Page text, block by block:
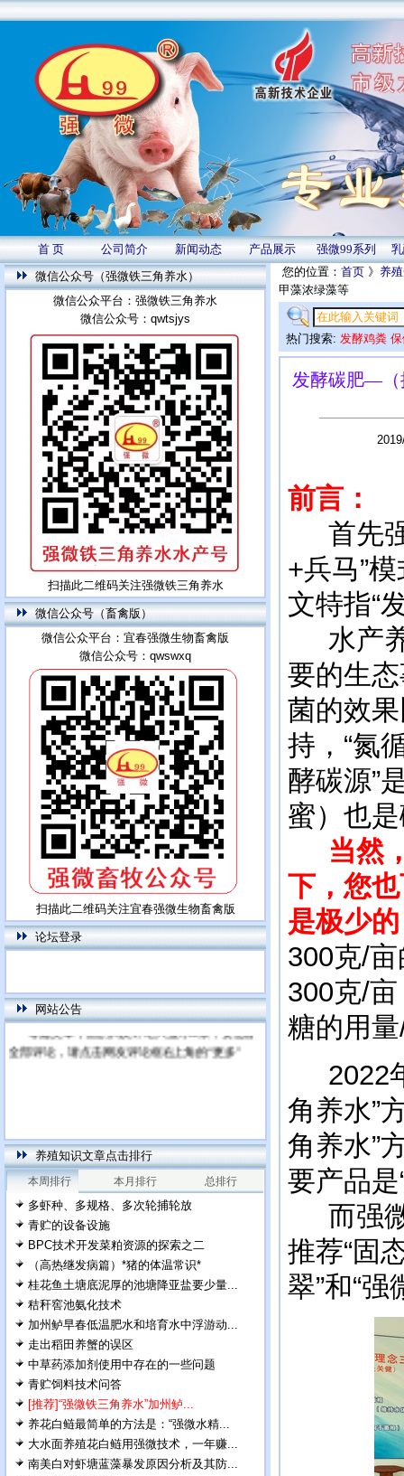
首 页 公司简介 新闻动态 产品展示 强微99系列
微信公众号（强微铁三角养水）
微信公众平台：强微铁三角养水
微信公众号：qwtsjys
扫描此二维码关注强微铁三角养水
微信公众号（畜禽版）
微信公众平台：宜春强微生物畜禽版
微信公众号：qwswxq
扫描此二维码关注宜春强微生物畜禽版
论坛登录
网站公告
本网站为饲用乳酸菌特别网站，专门针对高
端市场（饲料厂，大型养殖场，下游微生物添加
杆菌，酵母菌等）
每篇文章下面的网友评论只显示5条，要想看
全部评论，请点击网友评论框右上角的“更多”
养殖知识文章点击排行
本周排行 本月排行 总排行
多虾种、多规格、多次轮捕轮放
青贮的设备设施
BPC技术开发菜粕资源的探索之二
（高热继发病篇）*猪的体温常识*
桂花鱼土塘底泥厚的池塘降亚盐要少量...
秸秆窖池氨化技术
加州鲈早春低温肥水和培育水中浮游动...
走出稻田养蟹的误区
中草药添加剂使用中存在的一些问题
青贮饲料技术问答
[推荐]“强微铁三角养水”加州鲈...
养花白鲢最简单的方法是：“强微水精...
大水面养殖花白鲢用强微技术，一年赚...
南美白对虾塘蓝藻暴发原因分析及其防...
您的位置： 首页 》 养
甲藻浓绿藻等
热门搜索: 发酵鸡粪
发酵碳肥—（
前言：
首先强
+兵马”
文特指“
水产养
要的生
菌的效
持，“氮
酵碳源”
蜜）也
当然
下，您
是极少
300克/
300克/
糖的用
2022年
角养水”
角养水”
要产品
而强微
推荐“固
翠”和“